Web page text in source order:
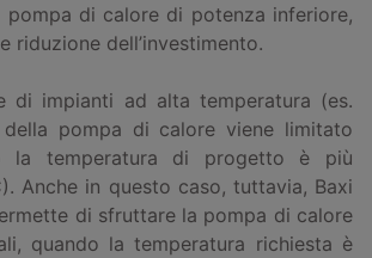
pompa di calore di potenza inferiore,
riduzione dell’investimento.
di impianti ad alta temperatura (es.
della pompa di calore viene limitato
la temperatura di progetto è più
Anche in questo caso, tuttavia, Baxi
di sfruttare la pompa di calore
quando la temperatura richiesta è